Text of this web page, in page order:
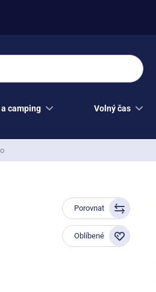
camping Volný čas
Porovnat
Oblíbené